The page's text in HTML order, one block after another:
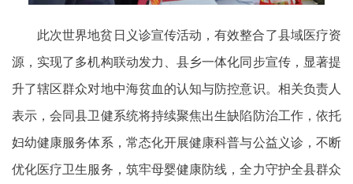
此次世界地贫日义诊宣传活动，有效整合了县域医疗资
源，实现了多机构联动发力、县乡一体化同步宣传，显著提
升了辖区群众对地中海贫血的认知与防控意识。相关负责人
表示，会同县卫健系统将持续聚焦出生缺陷防治工作，依托
妇幼健康服务体系，常态化开展健康科普与公益义诊，不断
优化医疗卫生服务，筑牢母婴健康防线，全力守护全县群众